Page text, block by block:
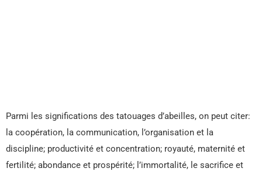
Parmi les significations des tatouages ​​d’abeilles, on peut citer:
la coopération, la communication, l’organisation et la
discipline; productivité et concentration; royauté, maternité et
fertilité; abondance et prospérité; l’immortalité, le sacrifice et